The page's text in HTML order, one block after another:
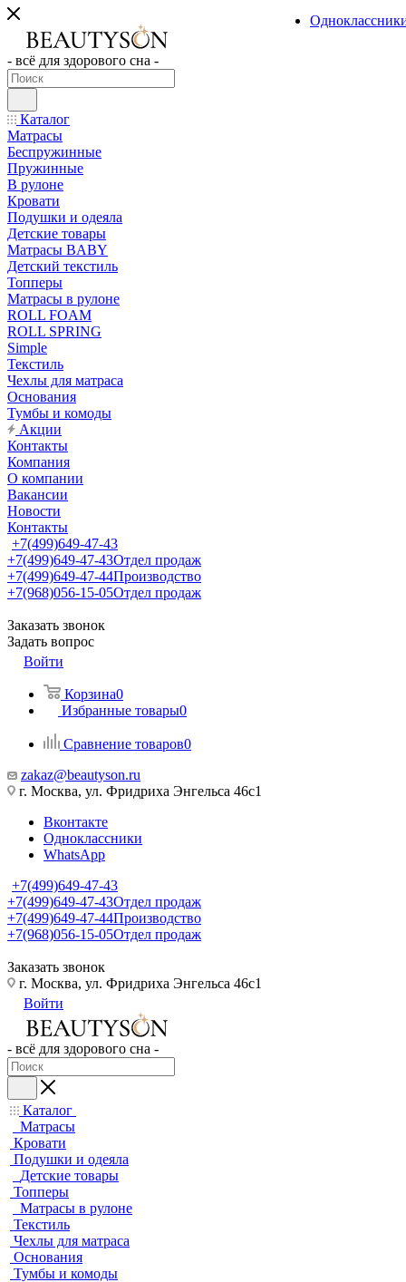
- всё для здорового сна -
Каталог
Матрасы
Беспружинные
Пружинные
В рулоне
Кровати
Подушки и одеяла
Детские товары
Матрасы BABY
Детский текстиль
Топперы
Матрасы в рулоне
ROLL FOAM
ROLL SPRING
Simple
Текстиль
Чехлы для матраса
Основания
Тумбы и комоды
Акции
Контакты
Компания
О компании
Вакансии
Новости
Контакты
+7(499)649-47-43
+7(499)649-47-43Отдел продаж
+7(499)649-47-44Производство
+7(968)056-15-05Отдел продаж
Заказать звонок
Задать вопрос
Войти
Корзина0
Избранные товары0
Сравнение товаров0
zakaz@beautyson.ru
г. Москва, ул. Фридриха Энгельса 46с1
Вконтакте
Одноклассники
WhatsApp
+7(499)649-47-43
+7(499)649-47-43Отдел продаж
+7(499)649-47-44Производство
+7(968)056-15-05Отдел продаж
Заказать звонок
г. Москва, ул. Фридриха Энгельса 46с1
Войти
- всё для здорового сна -
Каталог
Матрасы
Кровати
Подушки и одеяла
Детские товары
Топперы
Матрасы в рулоне
Текстиль
Чехлы для матраса
Основания
Тумбы и комоды